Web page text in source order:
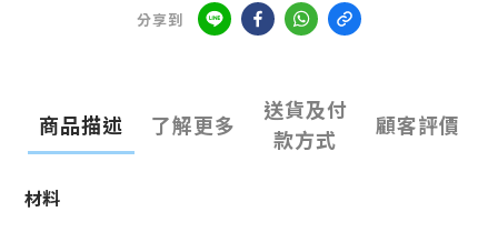
分享到
商品描述 了解更多
送貨及付
款方式
顧客評價
材料